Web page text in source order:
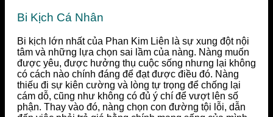
Bi Kịch Cá Nhân
Bi kịch lớn nhất của Phan Kim Liên là sự xung đột nội
tâm và những lựa chọn sai lầm của nàng. Nàng muốn
được yêu, được hưởng thụ cuộc sống nhưng lại không
có cách nào chính đáng để đạt được điều đó. Nàng
thiếu đi sự kiên cường và lòng tự trọng để chống lại
cám dỗ, cũng như không có đủ ý chí để vượt lên số
phận. Thay vào đó, nàng chọn con đường tội lỗi, dẫn